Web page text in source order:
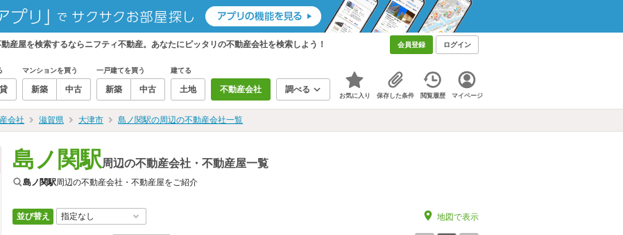
動産屋を検索するならニフティ不動産。あなたにピッタリの不動産会社を検索しよう！ 会員登録 ログイン
マンションを買う
新築 中古
一戸建てを買う
新築 中古
建てる
土地 不動産会社 調べる
お気に入り 保存した条件 閲覧履歴 マイページ
会社 滋賀県 大津市 島ノ関駅の周辺の不動産会社一覧
島ノ関駅周辺の不動産会社・不動産屋一覧
島ノ関駅周辺の不動産会社・不動産屋をご紹介
並び替え 地図で表示